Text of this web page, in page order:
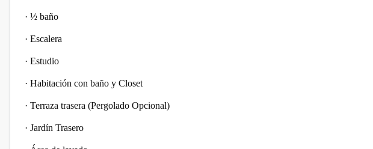
· ½ baño
· Escalera
· Estudio
· Habitación con baño y Closet
· Terraza trasera (Pergolado Opcional)
· Jardín Trasero